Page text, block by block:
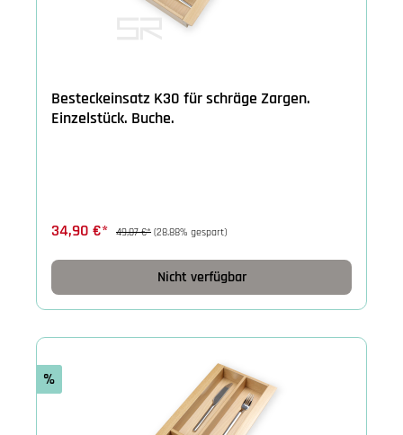
Besteckeinsatz K30 für schräge Zargen.
Einzelstück. Buche.
34,90 €* 49,07 €* (28.88% gespart)
Nicht verfügbar
%